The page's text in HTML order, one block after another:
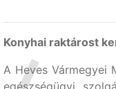
Konyhai raktárost
A Heves Vármegyei
egészségügyi